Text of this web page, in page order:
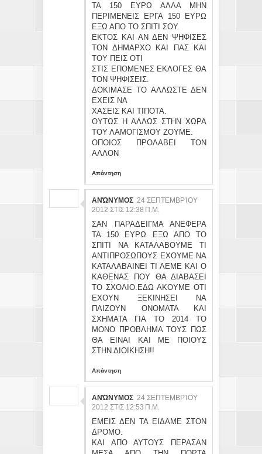
ΤΑ 150 ΕΥΡΩ ΑΛΛΑ ΜΗΝ
ΠΕΡΙΜΕΝΕΙΣ ΕΡΓΑ 150 ΕΥΡΩ
ΕΞΩ ΑΠΟ ΤΟ ΣΠΙΤΙ ΣΟΥ.
ΕΚΤΟΣ ΚΑΙ ΑΝ ΔΕΝ ΨΗΦΙΣΕΣ
ΤΟΝ ΔΗΜΑΡΧΟ ΚΑΙ ΠΑΣ ΚΑΙ
ΤΟΥ ΠΕΙΣ ΟΤΙ
ΣΤΙΣ ΕΠΟΜΕΝΕΣ ΕΚΛΟΓΕΣ ΘΑ
ΤΟΝ ΨΗΦΙΣΕΙΣ.
ΔΟΚΙΜΑΣΕ ΤΟ ΑΛΛΩΣΤΕ ΔΕΝ
ΕΧΕΙΣ ΝΑ
ΧΑΣΕΙΣ ΚΑΙ ΤΙΠΟΤΑ.
ΟΥΤΩΣ Η ΑΛΛΩΣ ΣΤΗΝ ΧΩΡΑ
ΤΟΥ ΛΑΜΟΓΙΣΜΟΥ ΖΟΥΜΕ.
ΟΠΟΙΟΣ ΠΡΟΛΑΒΕΙ ΤΟΝ
ΑΛΛΟΝ
Απάντηση
ΑΝΏΝΥΜΟΣ 24 ΣΕΠΤΕΜΒΡΊΟΥ
2012 ΣΤΙΣ 12:38 Π.Μ.
ΣΑΝ ΠΑΡΑΔΕΙΓΜΑ ΑΝΕΦΕΡΑ
ΤΑ 150 ΕΥΡΩ ΕΞΩ ΑΠΟ ΤΟ
ΣΠΙΤΙ ΝΑ ΚΑΤΑΛΑΒΟΥΜΕ ΤΙ
ΑΝΤΙΠΡΟΣΩΠΟΥΣ ΕΧΟΥΜΕ ΝΑ
ΚΑΤΑΛΑΒΑΙΝΕΙ ΤΙ ΛΕΜΕ ΚΑΙ Ο
ΚΑΘΕΝΑΣ ΠΟΥ ΘΑ ΔΙΑΒΑΣΕΙ
ΤΟ ΣΧΟΛΙΟ.ΕΔΩ ΑΚΟΥΜΕ ΟΤΙ
ΕΧΟΥΝ ΞΕΚΙΝΗΣΕΙ ΝΑ
ΠΑΙΖΟΥΝ ΟΝΟΜΑΤΑ ΚΑΙ
ΣΧΗΜΑΤΑ ΓΙΑ ΤΟ 2014 ΤΟ
ΜΟΝΟ ΠΡΟΒΛΗΜΑ ΤΟΥΣ ΠΩΣ
ΘΑ ΕΙΝΑΙ ΚΑΙ ΜΕ ΠΟΙΟΥΣ
ΣΤΗΝ ΔΙΟΙΚΗΣΗ!!
Απάντηση
ΑΝΏΝΥΜΟΣ 24 ΣΕΠΤΕΜΒΡΊΟΥ
2012 ΣΤΙΣ 12:53 Π.Μ.
ΕΜΕΙΣ ΔΕΝ ΤΑ ΕΙΔΑΜΕ ΣΤΟΝ
ΔΡΟΜΟ.
ΚΑΙ ΑΠΟ ΑΥΤΟΥΣ ΠΕΡΑΣΑΝ